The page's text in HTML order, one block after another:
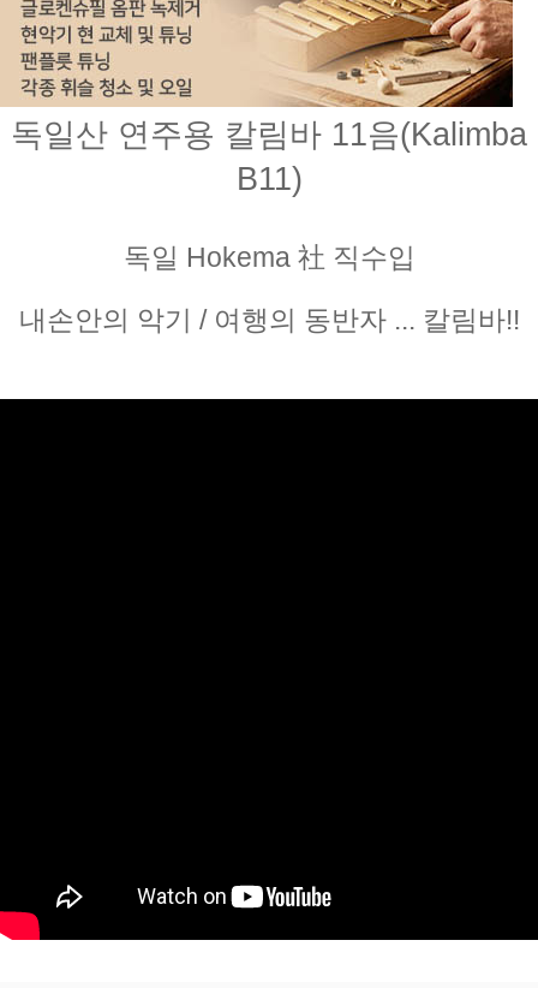
독일산 연주용 칼림바 11음(Kalimba
B11)
독일 Hokema 社 직수입
내손안의 악기 / 여행의 동반자 ... 칼림바!!